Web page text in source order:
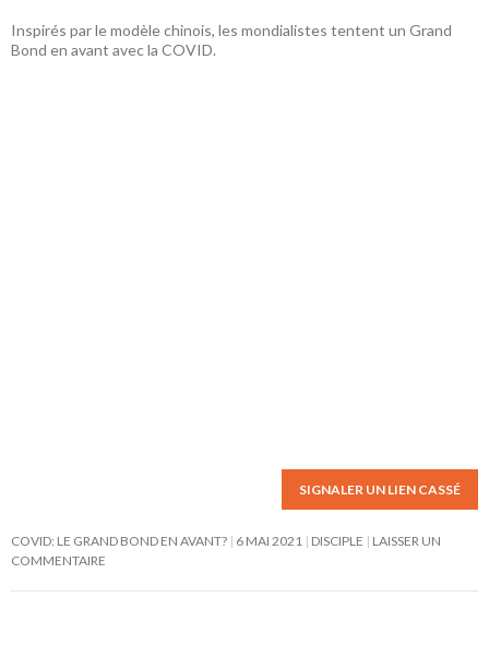
Inspirés par le modèle chinois, les mondialistes tentent un Grand
Bond en avant avec la COVID.
SIGNALER UN LIEN CASSÉ
COVID: LE GRAND BOND EN AVANT? 6 MAI 2021 DISCIPLE
LAISSER UN
COMMENTAIRE